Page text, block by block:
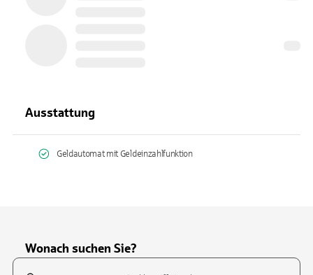
Ausstattung
Geldautomat mit Geldeinzahlfunktion
Wonach suchen Sie?
Suchfeld